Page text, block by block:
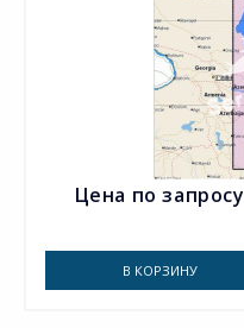
Цена по запросу
В КОРЗИНУ